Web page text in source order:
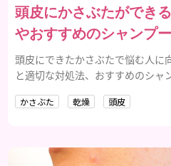
頭皮にかさぶたができ
やおすすめのシャンプ
頭皮にできたかさぶたで悩む人に
と適切な対処法、おすすめのシャ
かさぶた 乾燥 頭皮